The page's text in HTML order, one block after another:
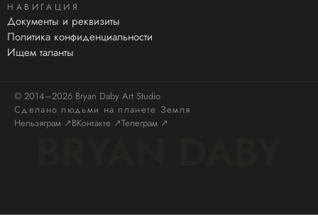
НАВИГАЦИЯ
Документы и реквизиты
Политика конфиденциальности
Ищем таланты
© 2014–2026 Bryan Daby Art Studio
Сделано людьми на планете Земля
Нельзяграм ↗ВКонтакте ↗Телеграм ↗